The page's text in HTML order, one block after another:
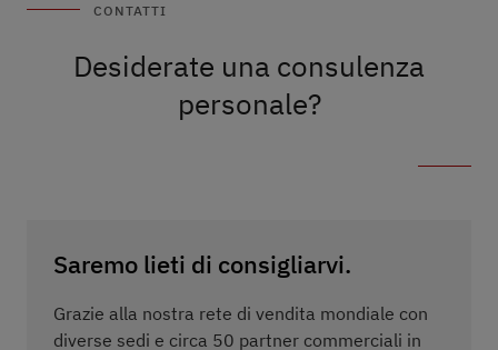
CONTATTI
Desiderate una consulenza
personale?
Saremo lieti di consigliarvi.
Grazie alla nostra rete di vendita mondiale con
diverse sedi e circa 50 partner commerciali in